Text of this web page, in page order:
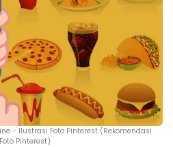
- Ilustrasi Foto Pinterest (Rekomendasi
Pinterest)